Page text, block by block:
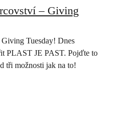
– Giving
Tuesday! Dnes
PLAST JE PAST. Pojďte to
tři možnosti jak na to!